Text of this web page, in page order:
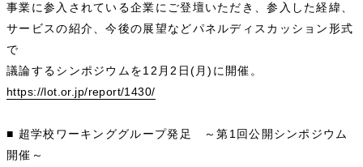
事業に参入されている企業にご登壇いただき、参入した経緯、
サービスの紹介、今後の展望などパネルディスカッション形式
で
議論するシンポジウムを12月2日(月)に開催。
https://lot.or.jp/report/1430/
■ 超学校ワーキンググループ発足 ～第1回公開シンポジウム
開催～